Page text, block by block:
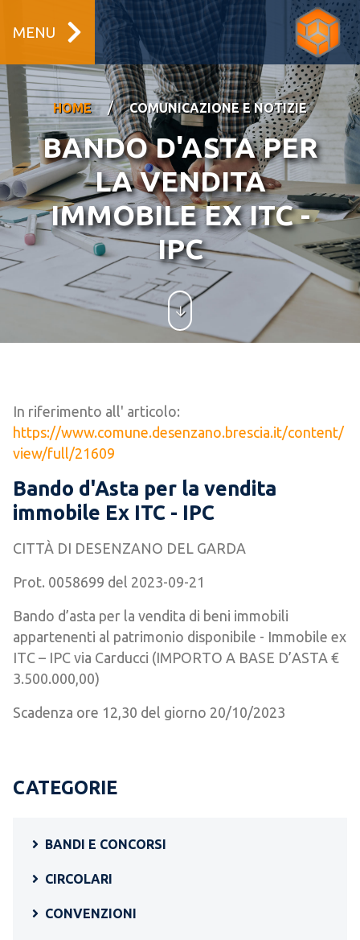
MENU
HOME / COMUNICAZIONE E NOTIZIE
BANDO D'ASTA PER
LA VENDITA
IMMOBILE EX ITC -
IPC
In riferimento all' articolo:
https://www.comune.desenzano.brescia.it/content/
view/full/21609
Bando d'Asta per la vendita
immobile Ex ITC - IPC
CITTÀ DI DESENZANO DEL GARDA
Prot. 0058699 del 2023-09-21
Bando d’asta per la vendita di beni immobili
appartenenti al patrimonio disponibile - Immobile ex
ITC – IPC via Carducci (IMPORTO A BASE D’ASTA €
3.500.000,00)
Scadenza ore 12,30 del giorno 20/10/2023
CATEGORIE
BANDI E CONCORSI
CIRCOLARI
CONVENZIONI